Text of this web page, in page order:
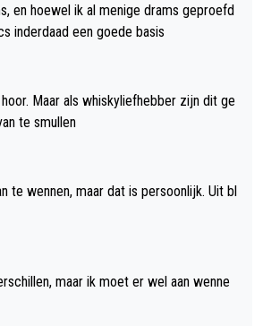
en hoewel ik al menige drams geproefd
inderdaad een goede basis
Maar als whiskyliefhebber zijn dit ge
te smullen
te wennen, maar dat is persoonlijk. Uit bl
maar ik moet er wel aan wenne